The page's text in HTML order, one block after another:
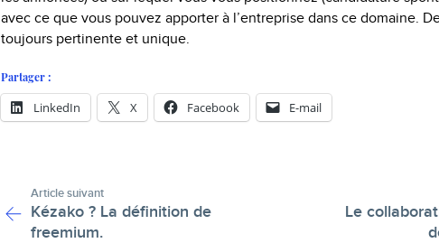
avec ce que vous pouvez apporter à l’entreprise dans ce domaine.
toujours pertinente et unique.
Partager :
LinkedIn X Facebook E-mail
Article suivant
Kézako ? La définition de
freemium.
Le